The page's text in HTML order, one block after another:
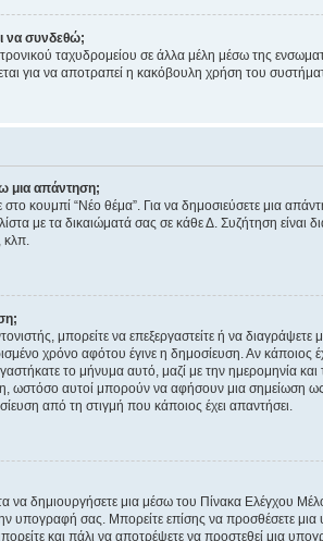
να συνδεθώ;
ταχυδρομείου σε άλλα μέλη μέσω της
για να αποτραπεί η κακόβουλη χρήση του
μια απάντηση;
κουμπί “Νέο θέμα”. Για να δημοσιεύσετε μια
με τα δικαιώματά σας σε κάθε Δ. Συζήτηση
κλπ.
μπορείτε να επεξεργαστείτε ή να
χρόνο αφότου έγινε η δημοσίευση. Αν
το μήνυμα αυτό, μαζί με την ημερομηνία
ωστόσο αυτοί μπορούν να αφήσουν μια σημείωση
από τη στιγμή που κάποιος έχει απαντήσει.
δημιουργήσετε μια μέσω του Πίνακα Ελέγχου
υπογραφή σας. Μπορείτε επίσης να προσθέσετε
και πάλι να αποτρέψετε να προστεθεί μια